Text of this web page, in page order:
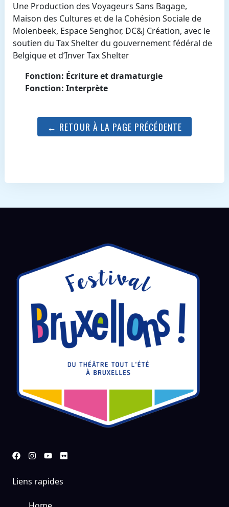
Une Production des Voyageurs Sans Bagage,
Maison des Cultures et de la Cohésion Sociale de
Molenbeek, Espace Senghor, DC&J Création, avec le
soutien du Tax Shelter du gouvernement fédéral de
Belgique et d’Inver Tax Shelter
Fonction: Écriture et dramaturgie
Fonction: Interprète
← RETOUR À LA PAGE PRÉCÉDENTE
Liens rapides